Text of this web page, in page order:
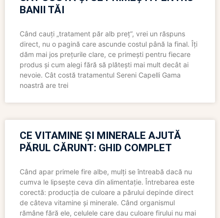
BANII TĂI
Când cauți „tratament păr alb preț”, vrei un răspuns
direct, nu o pagină care ascunde costul până la final. Îți
dăm mai jos prețurile clare, ce primești pentru fiecare
produs și cum alegi fără să plătești mai mult decât ai
nevoie. Cât costă tratamentul Sereni Capelli Gama
noastră are trei
CE VITAMINE ȘI MINERALE AJUTĂ
PĂRUL CĂRUNT: GHID COMPLET
Când apar primele fire albe, mulți se întreabă dacă nu
cumva le lipsește ceva din alimentație. Întrebarea este
corectă: producția de culoare a părului depinde direct
de câteva vitamine și minerale. Când organismul
rămâne fără ele, celulele care dau culoare firului nu mai